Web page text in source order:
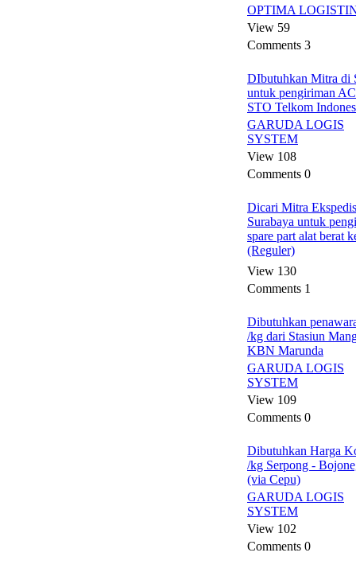
OPTIMA
View 59
Comments 3
DIbutuhkan Mitra di
untuk pengiriman
STO Telkom
GARUDA LOGIS
SYSTEM
View 108
Comments 0
Dicari Mitra
Surabaya untuk
spare part alat berat
(Reguler)
View 130
Comments 1
Dibutuhkan
/kg dari Stasiun
KBN Marunda
GARUDA LOGIS
SYSTEM
View 109
Comments 0
Dibutuhkan Harga
/kg Serpong -
(via Cepu)
GARUDA LOGIS
SYSTEM
View 102
Comments 0